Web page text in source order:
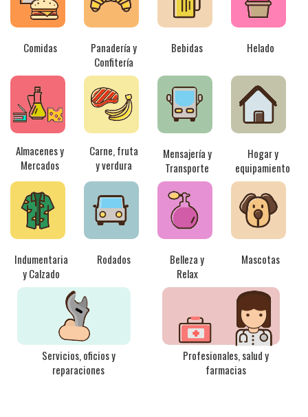
Comidas
Panadería y
Confitería
Bebidas Helado
Almacenes y
Mercados
Carne, fruta
y verdura
Mensajería y
Transporte
Hogar y
equipamiento
Indumentaria
y Calzado
Rodados
Belleza y
Relax
Mascotas
Servicios, oficios y
reparaciones
Profesionales, salud y
farmacias